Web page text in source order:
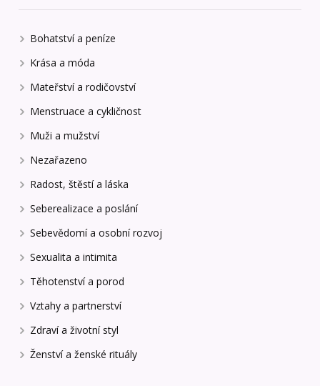
Bohatství a peníze
Krása a móda
Mateřství a rodičovství
Menstruace a cykličnost
Muži a mužství
Nezařazeno
Radost, štěstí a láska
Seberealizace a poslání
Sebevědomí a osobní rozvoj
Sexualita a intimita
Těhotenství a porod
Vztahy a partnerství
Zdraví a životní styl
Ženství a ženské rituály